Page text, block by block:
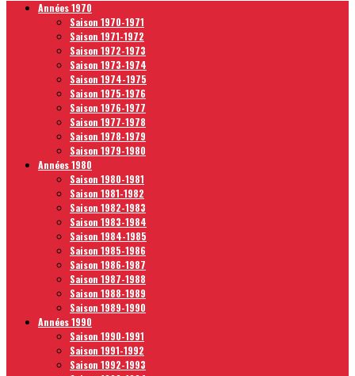
Années 1970
Saison 1970-1971
Saison 1971-1972
Saison 1972-1973
Saison 1973-1974
Saison 1974-1975
Saison 1975-1976
Saison 1976-1977
Saison 1977-1978
Saison 1978-1979
Saison 1979-1980
Années 1980
Saison 1980-1981
Saison 1981-1982
Saison 1982-1983
Saison 1983-1984
Saison 1984-1985
Saison 1985-1986
Saison 1986-1987
Saison 1987-1988
Saison 1988-1989
Saison 1989-1990
Années 1990
Saison 1990-1991
Saison 1991-1992
Saison 1992-1993